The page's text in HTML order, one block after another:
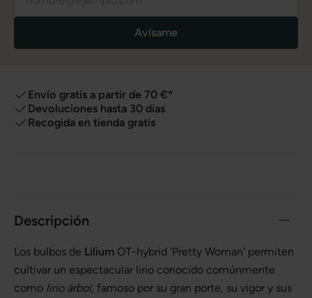
Avísame
Envío gratis a partir de 70 €*
Devoluciones hasta 30 días
Recogida en tienda gratis
Descripción
Los bulbos de Lilium OT-hybrid 'Pretty Woman' permiten
cultivar un espectacular lirio conocido comúnmente
como lirio árbol, famoso por su gran porte, su vigor y sus